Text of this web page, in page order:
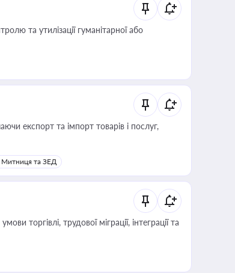
та утилізації гуманітарної або
експорт та імпорт товарів і послуг,
Митниця та ЗЕД